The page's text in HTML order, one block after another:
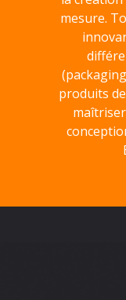
mesure.
produits